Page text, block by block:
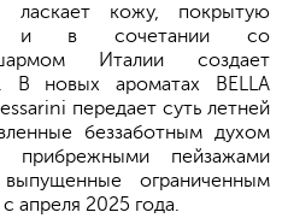
кожу, покрытую
и в сочетании со
Италии создает
В новых ароматах BELLA
передает суть летней
беззаботным духом
пейзажами
ограниченным
апреля 2025 года.